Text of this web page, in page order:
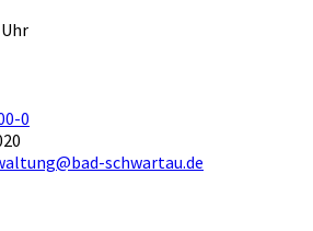
0
schwartau.de